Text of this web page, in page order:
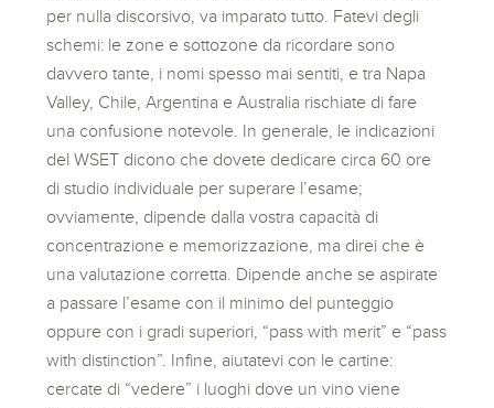
per nulla discorsivo, va imparato tutto. Fatevi degli
schemi: le zone e sottozone da ricordare sono
davvero tante, i nomi spesso mai sentiti, e tra Napa
Valley, Chile, Argentina e Australia rischiate di fare
una confusione notevole. In generale, le indicazioni
del WSET dicono che dovete dedicare circa 60 ore
di studio individuale per superare l’esame;
ovviamente, dipende dalla vostra capacità di
concentrazione e memorizzazione, ma direi che è
una valutazione corretta. Dipende anche se aspirate
a passare l’esame con il minimo del punteggio
oppure con i gradi superiori, “pass with merit” e “pass
with distinction”. Infine, aiutatevi con le cartine:
cercate di “vedere” i luoghi dove un vino viene